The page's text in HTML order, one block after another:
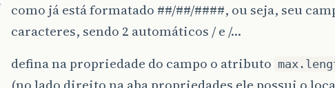
como já está formatado ##/##/####, ou seja, seu
caracteres, sendo 2 automáticos / e /…
defina na propriedade do campo o atributo